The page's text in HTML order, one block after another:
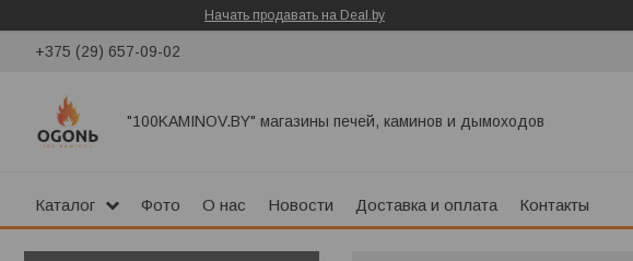
Начать продавать на Deal.by
+375 (29) 657-09-02
"100KAMINOV.BY" магазины печей, каминов и дымоходов
Каталог Фото О нас Новости Доставка и оплата Контакты